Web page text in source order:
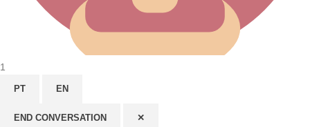
1
PT EN
END CONVERSATION ✕